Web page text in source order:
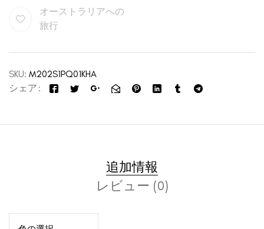
オーストラリアへの
旅行
SKU: M202S1PQ01KHA
シェア
追加情報
レビュー (0)